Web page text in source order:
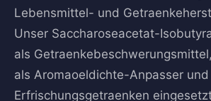
Lebensmittel- und
Unser Saccharoseacetat-
als
als Aromaoeldichte-Anpasser und
Erfrischungsgetraenken